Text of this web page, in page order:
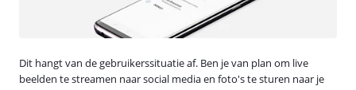
Dit hangt van de gebruikerssituatie af. Ben je van plan om live
beelden te streamen naar social media en foto's te sturen naar je